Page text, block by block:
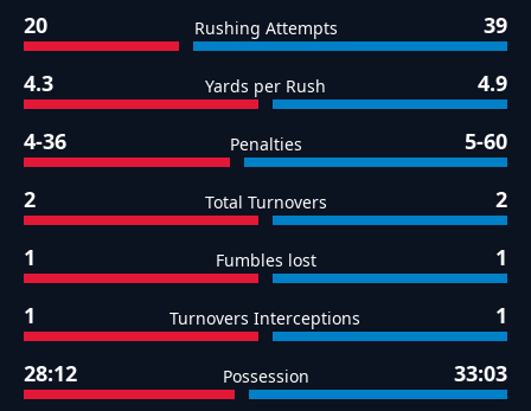
20 Rushing Attempts 39
4.3 Yards per Rush 4.9
4-36 Penalties 5-60
2 Total Turnovers 2
1 Fumbles lost 1
1 Turnovers Interceptions 1
28:12 Possession 33:03